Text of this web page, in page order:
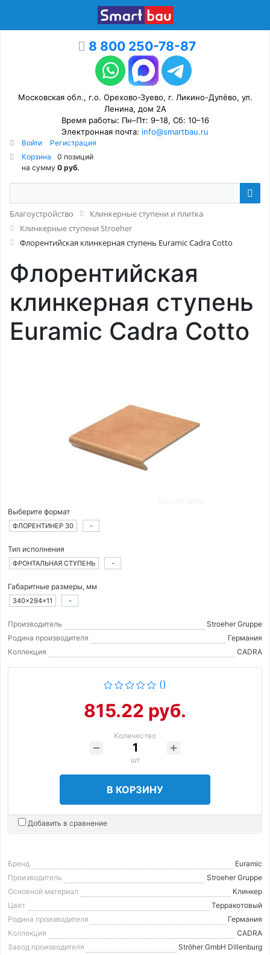
8 800 250-78-87
Московская обл., г.о. Орехово-Зуево, г. Ликино-Дулёво, ул.
Ленина, дом 2А
Время работы: Пн–Пт: 9–18, Сб: 10–16
Электронная почта: info@smartbau.ru
Войти
Регистрация
Корзина
0 позиций
на сумму 0 руб.
Благоустройство
Клинкерные ступени и плитка
Клинкерные ступени Stroeher
Флорентийская клинкерная ступень Euramic Cadra Cotto
Флорентийская
клинкерная ступень
Euramic Cadra Cotto
Выберите формат
ФЛОРЕНТИНЕР 30 -
Тип исполнения
ФРОНТАЛЬНАЯ СТУПЕНЬ -
Габаритные размеры, мм
340×294×11 -
Производитель
Stroeher Gruppe
Родина производителя
Германия
Коллекция
CADRA
()
815.22 руб.
Количество
шт
В КОРЗИНУ
Добавить в сравнение
Бренд
Euramic
Производитель
Stroeher Gruppe
Основной материал
Клинкер
Цвет
Терракотовый
Родина производителя
Германия
Коллекция
CADRA
Завод производителя
Ströher GmbH Dillenburg